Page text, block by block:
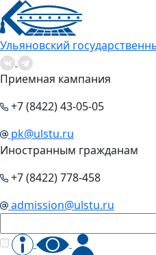
Ульяновский
Приемная кампания
+7 (8422) 43-05-05
pk@ulstu.ru
Иностранным гражданам
+7 (8422) 778-458
admission@ulstu.ru